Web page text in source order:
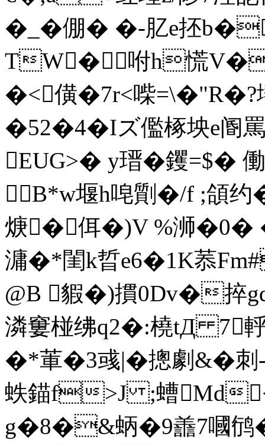
�_�倗� �-肊e抷
TW�咐h慌V�
�<僙�7r<喍=\�"R�?
�52�4�Iズ儖椓坱e
EUG>� y瑨�钁=$�
B*w堰h唣劕�/f ;頜
焿� 佴�)V %浉�0�
滽�*閨k晢e6�1K菾
@B 貑�)摜0Dv�捽
潾窶椪绋q2�:橈tД 7軤
�*莗�3彧|�摠劇&�刺
蛈錨f>J ;螬 Md
g�8�&蛃�9譱7嘓鸻